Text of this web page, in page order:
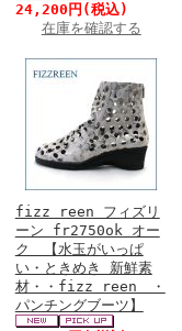
24,200円 (税込)
在庫を確認する
fizz reen フィズリ
ーン fr2750ok オー
ク 【水玉がいっぱ
い・ときめき 新鮮素
材・・fizz reen ・
パンチングブーツ】